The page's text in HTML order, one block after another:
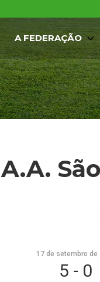
A FEDERAÇÃO
A.A.
17 de setembro de
5 - 0